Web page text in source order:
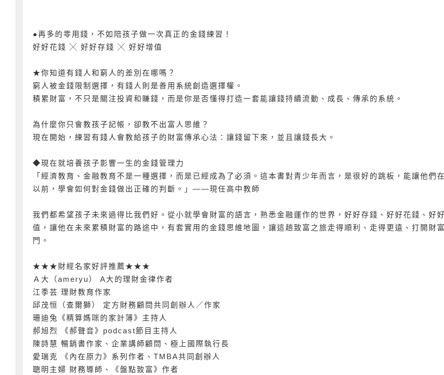
●再多的零用錢，不如陪孩子做一次真正的金錢練習！
好好花錢 ╳ 好好存錢 ╳ 好好增值
★你知道有錢人和窮人的差別在哪嗎？
窮人被金錢限制選擇，有錢人則是善用系統創造選擇權。
積累財富，不只是關注投資和賺錢，而是你是否懂得打造一套能讓錢持續流動、成長、傳承的系統。
為什麼你只會教孩子記帳，卻教不出富人思維？
現在開始，練習有錢人會教給孩子的財富傳承心法：讓錢留下來，並且讓錢長大。
◆現在就培養孩子影響一生的金錢管理力
「經濟教育、金融教育不是一種選擇，而是已經成為了必須。這本書對青少年而言，是很好的跳板，能讓他們
以前，學會如何對金錢做出正確的判斷。」——現任高中教師
我們都希望孩子未來過得比我們好。從小就學會財富的語言，熟悉金融運作的世界，好好存錢、好好花錢、好
值，讓他在未來累積財富的路途中，有套實用的金錢思維地圖，讓這趟致富之旅走得順利、走得更遠、打開財
門。
★★★財經名家好評推薦★★★
Ａ大（ameryu） A大的理財金律作者
江季芸 理財教育作家
邱茂恒（查爾獅） 定方財務顧問共同創辦人／作家
珊迪兔《精算媽咪的家計簿》主持人
郝旭烈 《郝聲音》podcast節目主持人
陳詩慧 暢銷書作家、企業講師顧問、極上國際執行長
愛瑞克 《內在原力》系列作者、TMBA共同創辦人
聰明主婦 財務導師、《盤點致富》作者